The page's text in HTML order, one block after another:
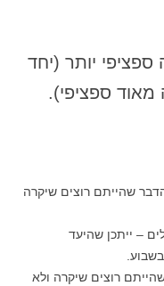
יותר (יחד
ספציפי).
שהייתם רוצים שיקרה
– ייתכן שהיעד
רוצים שיקרה ולא